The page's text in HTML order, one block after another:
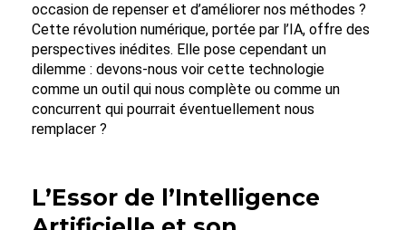
occasion de repenser et d’améliorer nos méthodes ?
Cette révolution numérique, portée par l’IA, offre des
perspectives inédites. Elle pose cependant un
dilemme : devons-nous voir cette technologie
comme un outil qui nous complète ou comme un
concurrent qui pourrait éventuellement nous
remplacer ?
L’Essor de l’Intelligence